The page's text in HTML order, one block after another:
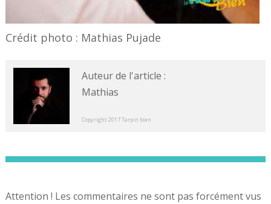
Crédit photo : Mathias Pujade
Auteur de l'article :
Mathias
Copyright 2017 Tarpin bien
Attention ! Les commentaires ne sont pas forcément vus